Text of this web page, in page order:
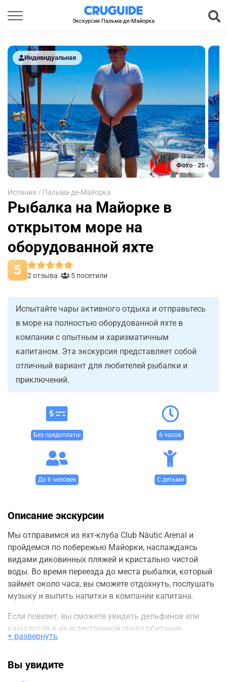
Экскурсия Пальма-де-Майорка
Индивидуальная
Фото · 25 ›
Испания / Пальма-де-Майорка
Рыбалка на Майорке в
открытом море на
оборудованной яхте
5 2 отзыва 5 посетили
Испытайте чары активного отдыха и отправьтесь
в море на полностью оборудованной яхте в
компании с опытным и харизматичным
капитаном. Эта экскурсия представляет собой
отличный вариант для любителей рыбалки и
приключений.
Без предоплаты 6 часов
До 6 человек С детьми
Описание экскурсии
Мы отправимся из яхт-клуба Club Nàutic Arenal и
пройдемся по побережью Майорки, наслаждаясь
видами диковинных пляжей и кристально чистой
воды. Во время переезда до места рыбалки, который
займет около часа, вы сможете отдохнуть, послушать
музыку и выпить напитки в компании капитана.
Если повезет, вы сможете увидеть дельфинов или
кашалотов в их естественной среде обитания.
снасти и начнется самый интересный процесс - сама
рыбалка. В майоркинских водах можно поймать
+ развернуть
Вы увидите